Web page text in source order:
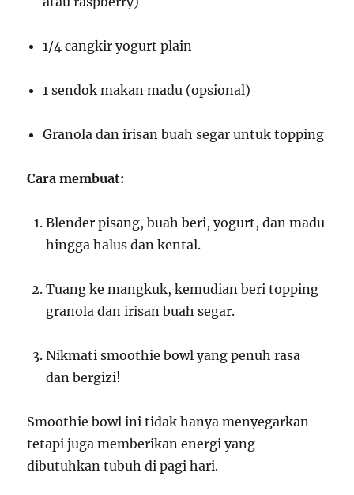
1/4 cangkir yogurt plain
1 sendok makan madu (opsional)
Granola dan irisan buah segar untuk topping
Cara membuat:
Blender pisang, buah beri, yogurt, dan madu
hingga halus dan kental.
Tuang ke mangkuk, kemudian beri topping
granola dan irisan buah segar.
Nikmati smoothie bowl yang penuh rasa
dan bergizi!
Smoothie bowl ini tidak hanya menyegarkan
tetapi juga memberikan energi yang
dibutuhkan tubuh di pagi hari.